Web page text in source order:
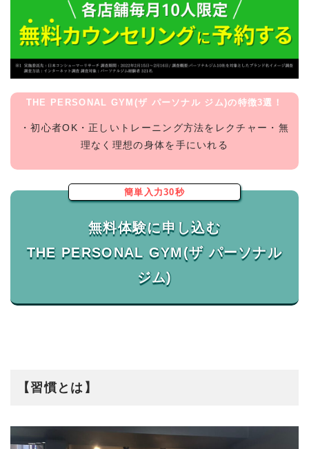
THE PERSONAL GYM(ザ パーソナル ジム)の特徴3選！
・初心者OK・正しいトレーニング方法をレクチャー・無
理なく理想の身体を手にいれる
簡単入力30秒
無料体験に申し込む
THE PERSONAL GYM(ザ パーソナル
【習慣とは】